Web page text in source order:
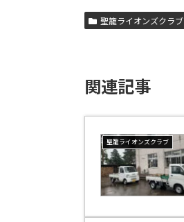
聖籠ライオンズクラブ
関連記事
聖籠ライオンズクラブ